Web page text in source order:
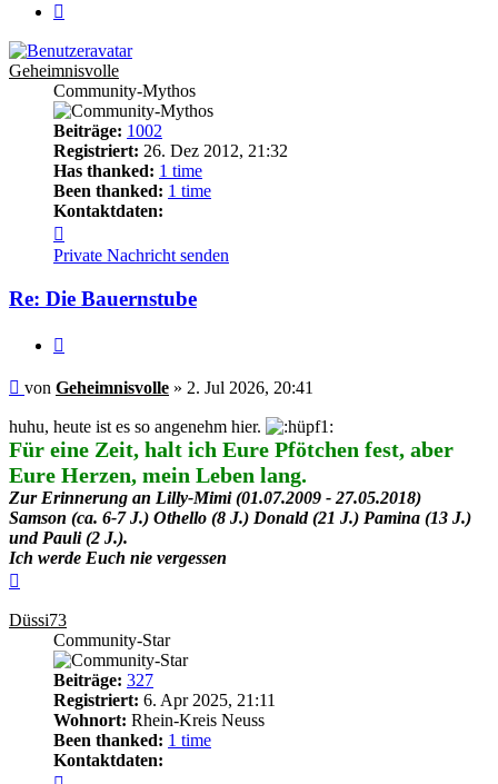
Geheimnisvolle
Community-Mythos
Beiträge: 1002
Registriert: 26. Dez 2012, 21:32
Has thanked: 1 time
Been thanked: 1 time
Kontaktdaten:
von
Geheimnisvolle
Private Nachricht senden
Re: Die Bauernstube
Beitrag
von Geheimnisvolle » 2. Jul 2026, 20:41
huhu, heute ist es so angenehm hier.
Für eine Zeit, halt ich Eure Pfötchen fest, aber
Eure Herzen, mein Leben lang.
Zur Erinnerung an Lilly-Mimi (01.07.2009 - 27.05.2018)
Samson (ca. 6-7 J.) Othello (8 J.) Donald (21 J.) Pamina (13 J.)
und Pauli (2 J.).
Ich werde Euch nie vergessen
Düssi73
Community-Star
Beiträge: 327
Registriert: 6. Apr 2025, 21:11
Wohnort: Rhein-Kreis Neuss
Been thanked: 1 time
Kontaktdaten: